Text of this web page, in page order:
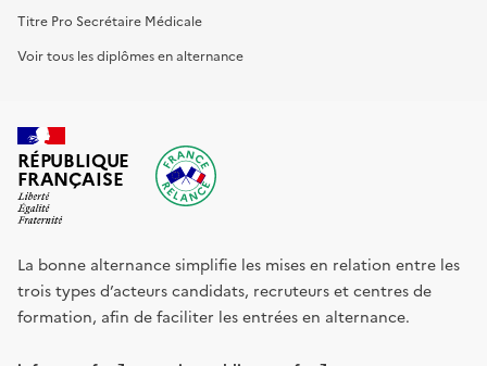
Titre Pro Secrétaire Médicale
Voir tous les diplômes en alternance
RÉPUBLIQUE
FRANÇAISE
La bonne alternance simplifie les mises en relation entre les
trois types d’acteurs candidats, recruteurs et centres de
formation, afin de faciliter les entrées en alternance.